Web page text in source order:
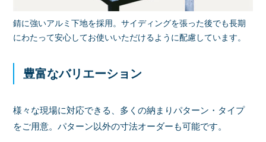
錆に強いアルミ下地を採用。サイディングを張った後でも長期
にわたって安心してお使いいただけるように配慮しています。
豊富なバリエーション
様々な現場に対応できる、多くの納まりパターン・タイプ
をご用意。パターン以外の寸法オーダーも可能です。